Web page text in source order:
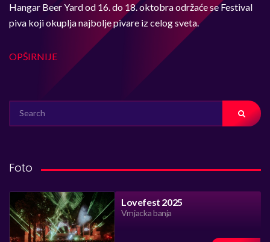
Hangar Beer Yard od 16. do 18. oktobra održaće se Festival
piva koji okuplja najbolje pivare iz celog sveta.
OPŠIRNIJE
FOR:
Foto
Lovefest 2025
Vrnjacka banja